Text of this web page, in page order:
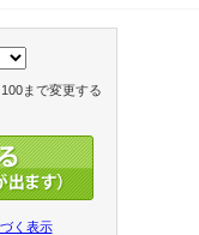
まで変更する
く表示